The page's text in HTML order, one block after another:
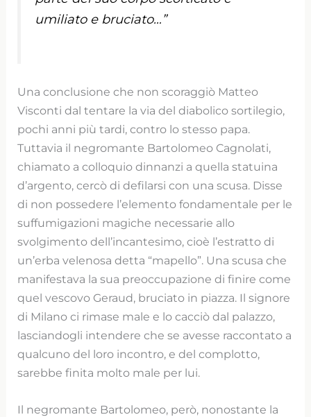
umiliato e bruciato…”
Una conclusione che non scoraggiò Matteo
Visconti dal tentare la via del diabolico sortilegio,
pochi anni più tardi, contro lo stesso papa.
Tuttavia il negromante Bartolomeo Cagnolati,
chiamato a colloquio dinnanzi a quella statuina
d’argento, cercò di defilarsi con una scusa. Disse
di non possedere l’elemento fondamentale per le
suffumigazioni magiche necessarie allo
svolgimento dell’incantesimo, cioè l’estratto di
un’erba velenosa detta “mapello”. Una scusa che
manifestava la sua preoccupazione di finire come
quel vescovo Geraud, bruciato in piazza. Il signore
di Milano ci rimase male e lo cacciò dal palazzo,
lasciandogli intendere che se avesse raccontato a
qualcuno del loro incontro, e del complotto,
sarebbe finita molto male per lui.
Il negromante Bartolomeo, però, nonostante la